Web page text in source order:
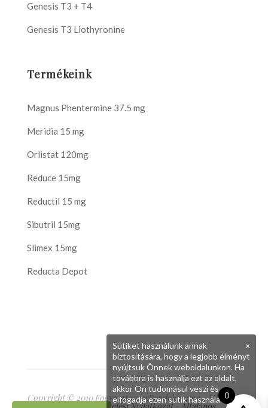
Genesis T3 + T4
Genesis T3 Liothyronine
Termékeink
Magnus Phentermine 37.5 mg
Meridia 15 mg
Orlistat 120mg
Reduce 15mg
Reductil 15 mg
Sibutril 15mg
Slimex 15mg
Reducta Depot
Copyright © 2010 FogyasztoszerRendeles.com - Minden
0
×
Sütiket használunk annak
biztosítására, hogy a legjobb élményt
nyújtsuk Önnek weboldalunkon. Ha
továbbra is használja ezt az oldalt,
akkor Ön tudomásul veszi és
elfogadja ezen sütik használatát.